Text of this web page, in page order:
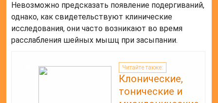
Невозможно предсказать появление подергиваний,
однако, как свидетельствуют клинические
исследования, они часто возникают во время
расслабления шейных мышц при засыпании.
Читайте также:
Клонические,
тонические и